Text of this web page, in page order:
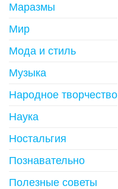
Маразмы
Мир
Мода и стиль
Музыка
Народное творчество
Наука
Ностальгия
Познавательно
Полезные советы